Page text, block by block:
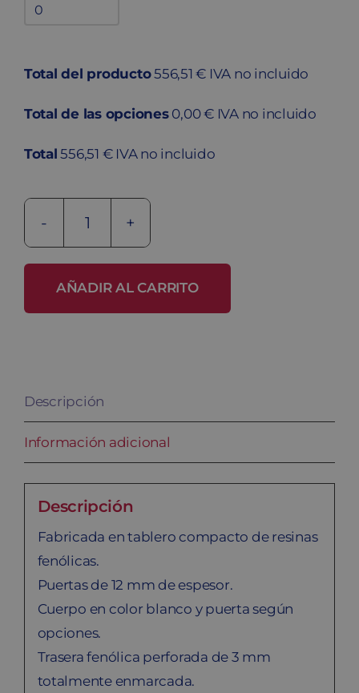
Bandejas
Total del producto556,51 € IVA no incluido
Total de las opciones 0,00 € IVA no incluido
Total 556,51 € IVA no incluido
Taquilla
FV-
AÑADIR AL CARRITO
Descripción
Información adicional
Descripción
Fabricada en tablero compacto de resinas
fenólicas.
Puertas de 12 mm de espesor.
Cuerpo en color blanco y puerta según
opciones.
Trasera fenólica perforada de 3 mm
totalmente enmarcada.